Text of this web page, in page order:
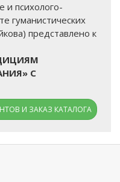
и психолого-
гуманистических
представлено к
С
И ЗАКАЗ КАТАЛОГА